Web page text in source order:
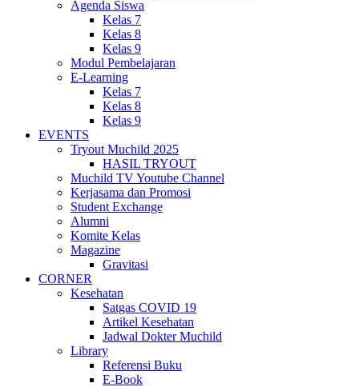
Agenda Siswa
Kelas 7
Kelas 8
Kelas 9
Modul Pembelajaran
E-Learning
Kelas 7
Kelas 8
Kelas 9
EVENTS
Tryout Muchild 2025
HASIL TRYOUT
Muchild TV Youtube Channel
Kerjasama dan Promosi
Student Exchange
Alumni
Komite Kelas
Magazine
Gravitasi
CORNER
Kesehatan
Satgas COVID 19
Artikel Kesehatan
Jadwal Dokter Muchild
Library
Referensi Buku
E-Book